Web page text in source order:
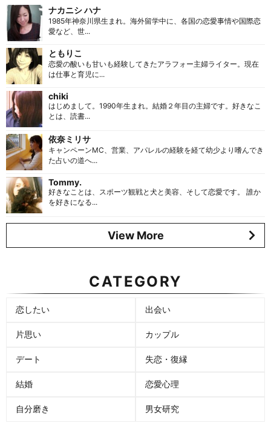
ナカニシ ハナ
1985年神奈川県生まれ。海外留学中に、各国の恋愛事情や国際恋
愛など、世...
ともりこ
恋愛の酸いも甘いも経験してきたアラフォー主婦ライター。現在
は仕事と育児に...
chiki
はじめまして。1990年生まれ。結婚２年目の主婦です。好きなこ
とは、読書...
依奈ミリサ
キャンペーンMC、営業、アパレルの経験を経て幼少より嗜んでき
た占いの道へ...
Tommy.
好きなことは、スポーツ観戦と犬と美容、そして恋愛です。 誰か
を好きになる...
View More
CATEGORY
恋したい 出会い
片思い カップル
デート 失恋・復縁
結婚 恋愛心理
自分磨き 男女研究